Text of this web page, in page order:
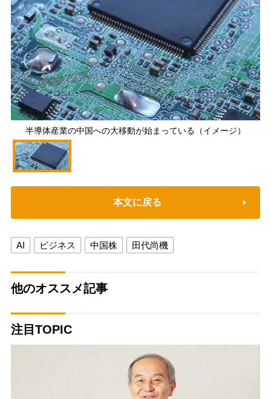
半導体産業の中国への大移動が始まっている（イメージ）
本文に戻る
AI ビジネス 中国株 田代尚機
他のオススメ記事
注目TOPIC